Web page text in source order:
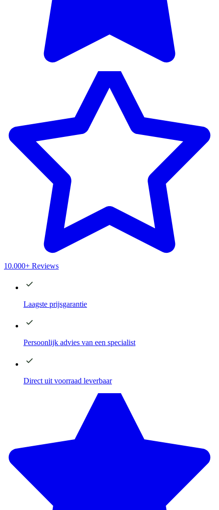
10.000+ Reviews
Laagste prijsgarantie
Persoonlijk advies van een specialist
Direct uit voorraad leverbaar